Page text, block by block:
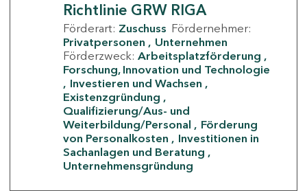
Richtlinie GRW RIGA
Förderart: Zuschuss Fördernehmer:
Privatpersonen
Unternehmen
Förderzweck: Arbeitsplatzförderung
Forschung, Innovation und Technologie
Investieren und Wachsen
Existenzgründung
Qualifizierung/Aus- und
Weiterbildung/Personal
Förderung
von Personalkosten
Investitionen in
Sachanlagen und Beratung
Unternehmensgründung